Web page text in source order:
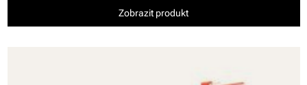
Zobrazit produkt